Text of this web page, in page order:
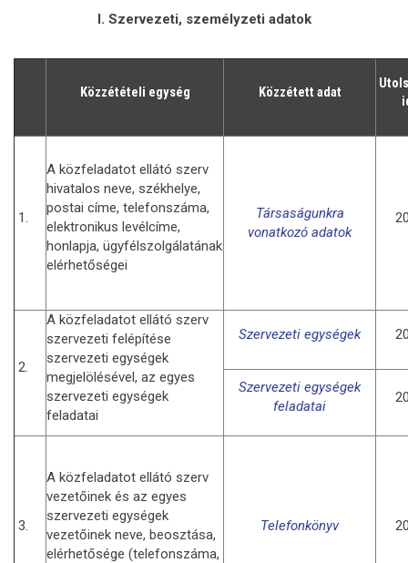
I. Szervezeti, személyzeti adatok
Közzétételi egység Közzétett adat
1.
A közfeladatot ellátó szerv
hivatalos neve, székhelye,
postai címe, telefonszáma,
elektronikus levélcíme,
honlapja, ügyfélszolgálatának
elérhetőségei
Társaságunkra
vonatkozó adatok
2.
A közfeladatot ellátó szerv
szervezeti felépítése
szervezeti egységek
megjelölésével, az egyes
szervezeti egységek
feladatai
Szervezeti egységek
Szervezeti egységek
feladatai
3.
A közfeladatot ellátó szerv
vezetőinek és az egyes
szervezeti egységek
vezetőinek neve, beosztása,
elérhetősége (telefonszáma,
Telefonkönyv